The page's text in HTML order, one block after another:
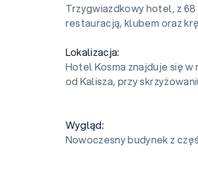
Trzygwiazdkowy hotel, z
restauracją, klubem oraz
Lokalizacja:
Hotel Kosma znajduje się
od Kalisza, przy
Wygląd:
Nowoczesny budynek z